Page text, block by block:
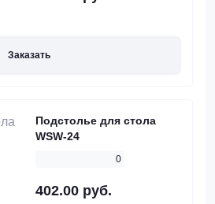
Заказать
Подстолье для стола
WSW-24
0
402.00 руб.